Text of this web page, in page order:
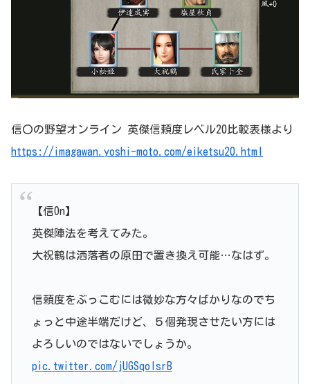
信〇の野望オンライン 英傑信頼度レベル20比較表様より
https://imagawan.yoshi-moto.com/eiketsu20.html
【信On】
英傑陣法を考えてみた。
大祝鶴は洒落者の原田で置き換え可能…なはず。
信頼度をぶっこむには微妙な方々ばかりなのでち
ょっと中途半端だけど、５個発現させたい方には
よろしいのではないでしょうか。
pic.twitter.com/jUGSqolsrB